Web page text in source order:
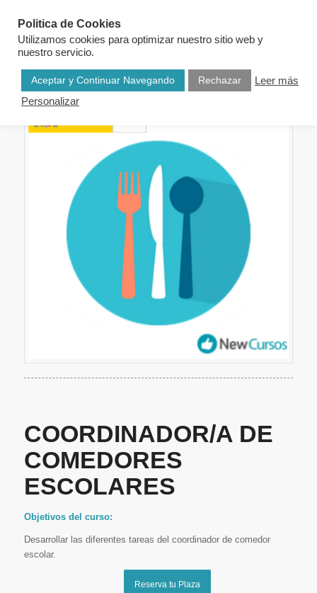
COORDINADOR/A DE
COMEDORES
ESCOLARES
Objetivos del curso:
Desarrollar las diferentes tareas del coordinador de comedor
escolar.
Reserva tu Plaza
Politica de Cookies
Utilizamos cookies para optimizar nuestro sitio web y
nuestro servicio.
Aceptar y Continuar Navegando Rechazar
Leer más
Personalizar